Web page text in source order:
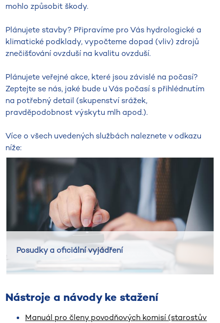
mohlo způsobit škody.
Plánujete stavby? Připravíme pro Vás hydrologické a
klimatické podklady, vypočteme dopad (vliv) zdrojů
znečišťování ovzduší na kvalitu ovzduší.
Plánujete veřejné akce, které jsou závislé na počasí?
Zeptejte se nás, jaké bude u Vás počasí s přihlédnutím
na potřebný detail (skupenství srážek,
pravděpodobnost výskytu mlh apod.).
Více o všech uvedených službách naleznete v odkazu
níže:
Posudky a oficiální vyjádření
Nástroje a návody ke stažení
Manuál pro členy povodňových komisí (starostův